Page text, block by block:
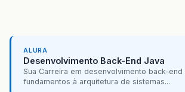
ALURA
Desenvolvimento Back-End Java
Sua Carreira em desenvolvimento back-end
fundamentos à arquitetura de sistemas...